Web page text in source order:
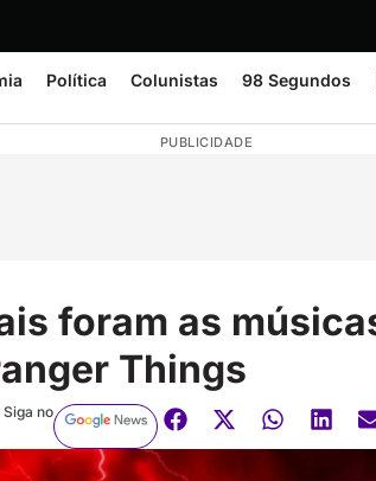
Política Colunistas 98 Segundos
PUBLICIDADE
foram as
Things
Siga no